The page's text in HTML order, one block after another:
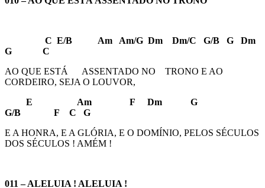
C E/B Am Am/G Dm Dm/C G/B G Dm
G C
AO QUE ESTÁ ASSENTADO NO TRONO E AO
CORDEIRO, SEJA O LOUVOR,
E Am F Dm G
G/B F C G
E A HONRA, E A GLÓRIA, E O DOMÍNIO, PELOS SÉCULOS
DOS SÉCULOS ! AMÉM !
011 – ALELUIA ! ALELUIA !